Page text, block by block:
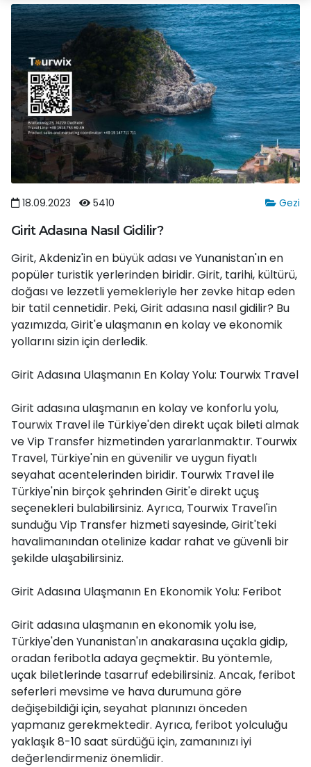
Gezi
18.09.2023 5410
Girit Adasına Nasıl Gidilir?
Girit, Akdeniz'in en büyük adası ve Yunanistan'ın en
popüler turistik yerlerinden biridir. Girit, tarihi, kültürü,
doğası ve lezzetli yemekleriyle her zevke hitap eden
bir tatil cennetidir. Peki, Girit adasına nasıl gidilir? Bu
yazımızda, Girit'e ulaşmanın en kolay ve ekonomik
yollarını sizin için derledik.
Girit Adasına Ulaşmanın En Kolay Yolu: Tourwix Travel
Girit adasına ulaşmanın en kolay ve konforlu yolu,
Tourwix Travel ile Türkiye'den direkt uçak bileti almak
ve Vip Transfer hizmetinden yararlanmaktır. Tourwix
Travel, Türkiye'nin en güvenilir ve uygun fiyatlı
seyahat acentelerinden biridir. Tourwix Travel ile
Türkiye'nin birçok şehrinden Girit'e direkt uçuş
seçenekleri bulabilirsiniz. Ayrıca, Tourwix Travel'in
sunduğu Vip Transfer hizmeti sayesinde, Girit'teki
havalimanından otelinize kadar rahat ve güvenli bir
şekilde ulaşabilirsiniz.
Girit Adasına Ulaşmanın En Ekonomik Yolu: Feribot
Girit adasına ulaşmanın en ekonomik yolu ise,
Türkiye'den Yunanistan'ın anakarasına uçakla gidip,
oradan feribotla adaya geçmektir. Bu yöntemle,
uçak biletlerinde tasarruf edebilirsiniz. Ancak, feribot
seferleri mevsime ve hava durumuna göre
değişebildiği için, seyahat planınızı önceden
yapmanız gerekmektedir. Ayrıca, feribot yolculuğu
yaklaşık 8-10 saat sürdüğü için, zamanınızı iyi
değerlendirmeniz önemlidir.